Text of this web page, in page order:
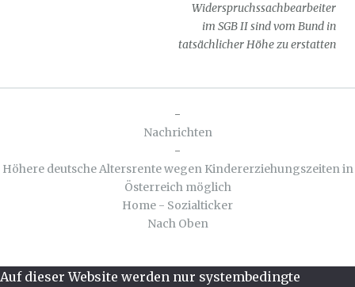
Widerspruchssachbearbeiter
im SGB II sind vom Bund in
tatsächlicher Höhe zu erstatten
-
Nachrichten
-
Höhere deutsche Altersrente wegen Kindererziehungszeiten in
Österreich möglich
Home - Sozialticker
Nach Oben
Auf dieser Website werden nur systembedingte